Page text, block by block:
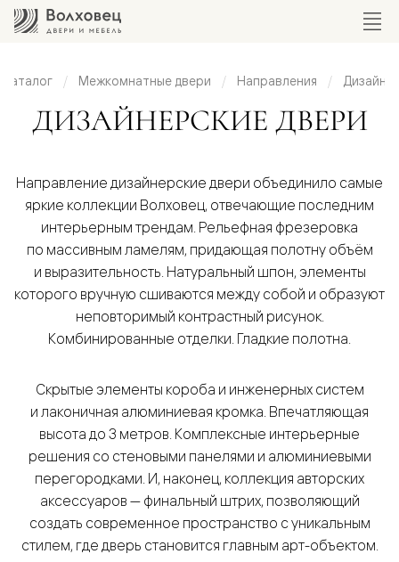
Каталог Межкомнатные двери Направления
ДИЗАЙНЕРСКИЕ ДВЕРИ
Направление дизайнерские двери объединило самые
яркие коллекции Волховец, отвечающие последним
интерьерным трендам. Рельефная фрезеровка
по массивным ламелям, придающая полотну объём
и выразительность. Натуральный шпон, элементы
которого вручную сшиваются между собой и образуют
неповторимый контрастный рисунок.
Комбинированные отделки. Гладкие полотна.
Скрытые элементы короба и инженерных систем
и лаконичная алюминиевая кромка. Впечатляющая
высота до 3 метров. Комплексные интерьерные
решения со стеновыми панелями и алюминиевыми
перегородками. И, наконец, коллекция авторских
аксессуаров — финальный штрих, позволяющий
создать современное пространство с уникальным
стилем, где дверь становится главным арт-объектом.